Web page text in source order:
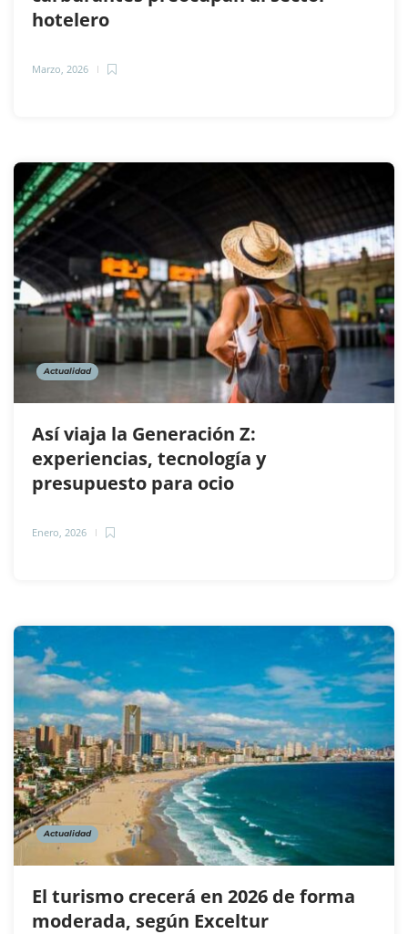
hotelero
Marzo, 2026
Actualidad
Así viaja la Generación Z:
experiencias, tecnología y
presupuesto para ocio
Enero, 2026
Actualidad
El turismo crecerá en 2026 de forma
moderada, según Exceltur